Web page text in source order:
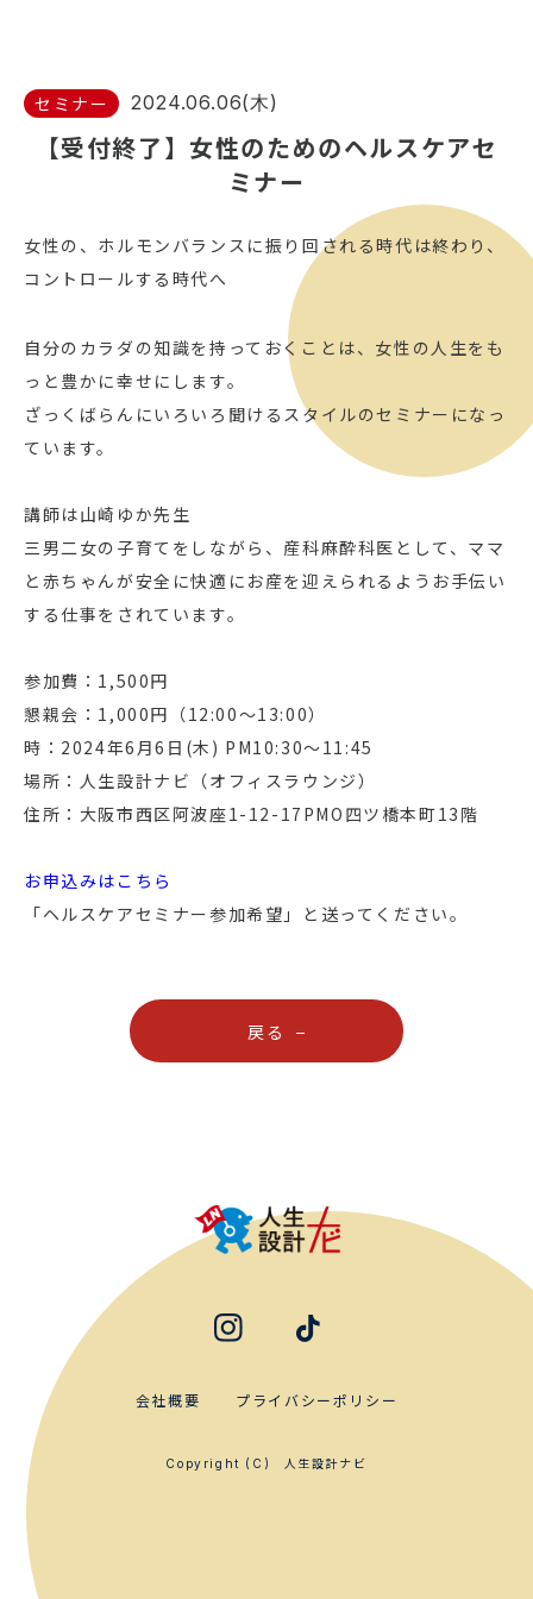
セミナー 2024.06.06(木)
【受付終了】女性のためのヘルスケアセ
ミナー
女性の、ホルモンバランスに振り回される時代は終わり、
コントロールする時代へ
自分のカラダの知識を持っておくことは、女性の人生をも
っと豊かに幸せにします。
ざっくばらんにいろいろ聞けるスタイルのセミナーになっ
ています。
講師は山崎ゆか先生
三男二女の子育てをしながら、産科麻酔科医として、ママ
と赤ちゃんが安全に快適にお産を迎えられるようお手伝い
する仕事をされています。
参加費：1,500円
懇親会：1,000円（12:00〜13:00）
時：2024年6月6日(木) PM10:30〜11:45
場所：人生設計ナビ（オフィスラウンジ）
住所：大阪市西区阿波座1-12-17PMO四ツ橋本町13階
お申込みはこちら
「ヘルスケアセミナー参加希望」と送ってください。
戻る
会社概要 プライバシーポリシー
Copyright (C) 人生設計ナビ